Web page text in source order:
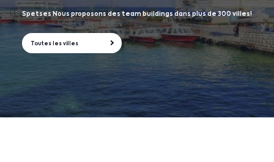
Spetses Nous proposons des team buildings dans plus de 300 villes!
Toutes les villes